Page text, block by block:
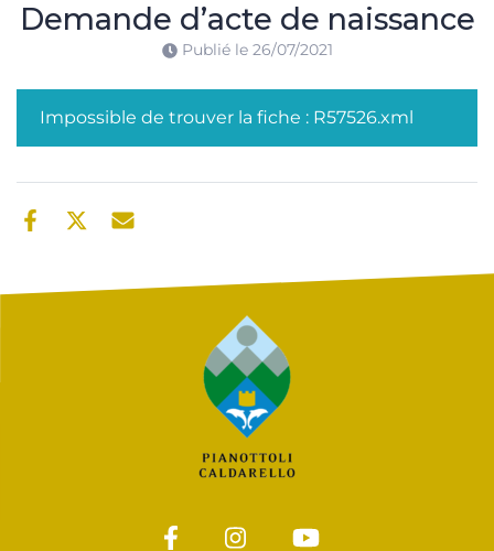
Demande d’acte de naissance
Publié le 26/07/2021
Impossible de trouver la fiche : R57526.xml